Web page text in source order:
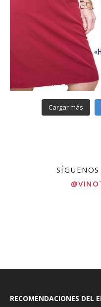
Cargar más
RECOMENDACIONES DEL